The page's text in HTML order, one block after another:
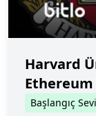
Harvard
Ethereum
Başlangıç